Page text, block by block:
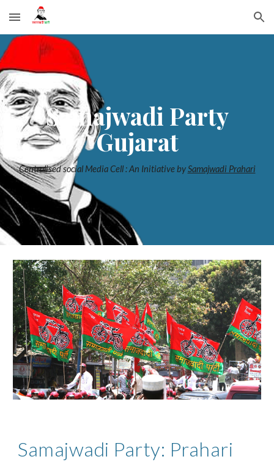
Skip to main content Skip to navigation
Samajwadi Party
Gujarat
Centralised social Media Cell : An Initiative bySamajwadi Prahari
Samajwadi Party: Prahari